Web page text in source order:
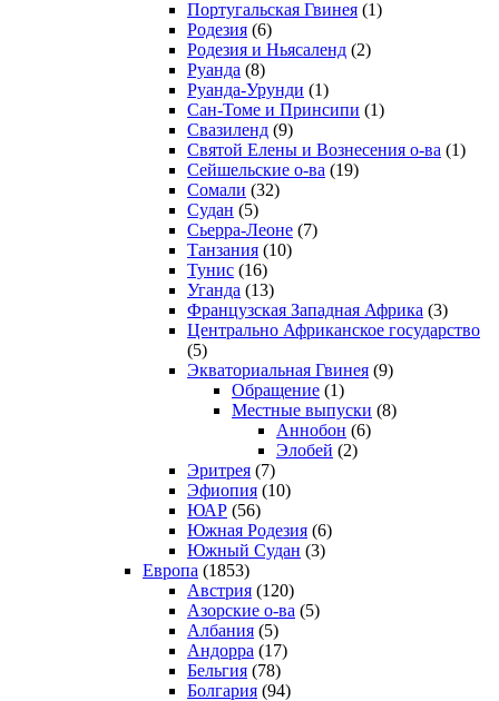
Португальская Гвинея (1)
Родезия (6)
Родезия и Ньясаленд (2)
Руанда (8)
Руанда-Урунди (1)
Сан-Томе и Принсипи (1)
Свазиленд (9)
Святой Елены и Вознесения о-ва (1)
Сейшельские о-ва (19)
Сомали (32)
Судан (5)
Сьерра-Леоне (7)
Танзания (10)
Тунис (16)
Уганда (13)
Французская Западная Африка (3)
Центрально Африканское государство
(5)
Экваториальная Гвинея (9)
Обращение (1)
Местные выпуски (8)
Аннобон (6)
Элобей (2)
Эритрея (7)
Эфиопия (10)
ЮАР (56)
Южная Родезия (6)
Южный Судан (3)
Европа (1853)
Австрия (120)
Азорские о-ва (5)
Албания (5)
Андорра (17)
Бельгия (78)
Болгария (94)